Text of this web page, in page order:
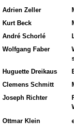
Adrien Zeller
Kurt Beck
André Schorlé
Wolfgang Faber
Huguette Dreikaus
Clemens Schmitt
Joseph Richter
Ottmar Klein